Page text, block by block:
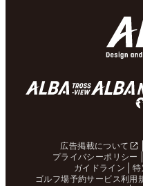
広告掲載について
プライバシーポリシー
ガイドライン
特
ゴルフ場予約サービス利用